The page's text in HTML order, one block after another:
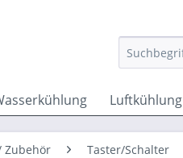
Luftkühlung
Zubehör Taster/Schalter